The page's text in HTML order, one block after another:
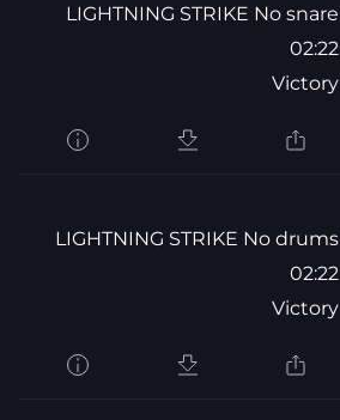
LIGHTNING STRIKE No snare
02:22
Victory
LIGHTNING STRIKE No drums
02:22
Victory